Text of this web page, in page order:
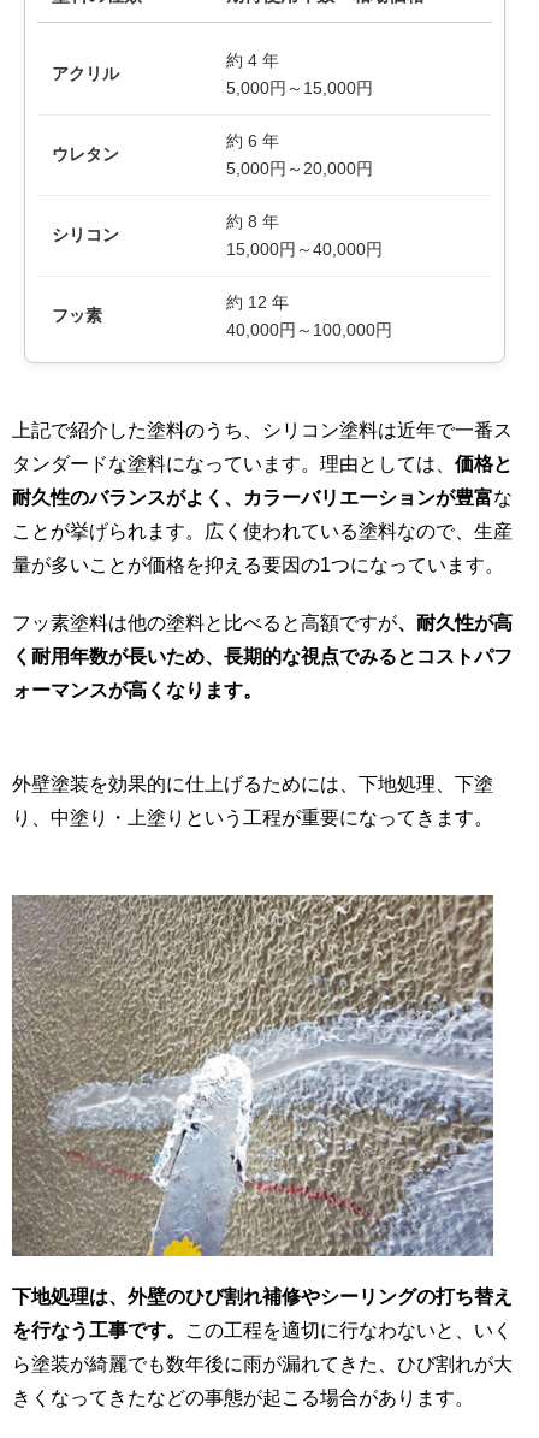
アクリル
約 4 年
5,000円～15,000円
ウレタン
約 6 年
5,000円～20,000円
シリコン
約 8 年
15,000円～40,000円
フッ素
約 12 年
40,000円～100,000円
上記で紹介した塗料のうち、シリコン塗料は近年で一番ス
タンダードな塗料になっています。理由としては、 価格と
耐久性のバランスがよく、カラーバリエーションが豊富な
ことが挙げられます。広く使われている塗料なので、生産
量が多いことが価格を抑える要因の1つになっています。
フッ素塗料は他の塗料と比べると高額ですが、耐久性が高
く耐用年数が長いため、長期的な視点でみるとコストパフ
ォーマンスが高くなります。
外壁塗装を効果的に仕上げるためには、下地処理、下塗
り、中塗り・上塗りという工程が重要になってきます。
下地処理は、外壁のひび割れ補修やシーリングの打ち替え
を行なう工事です。
この工程を適切に行なわないと、いく
ら塗装が綺麗でも数年後に雨が漏れてきた、ひび割れが大
きくなってきたなどの事態が起こる場合があります。